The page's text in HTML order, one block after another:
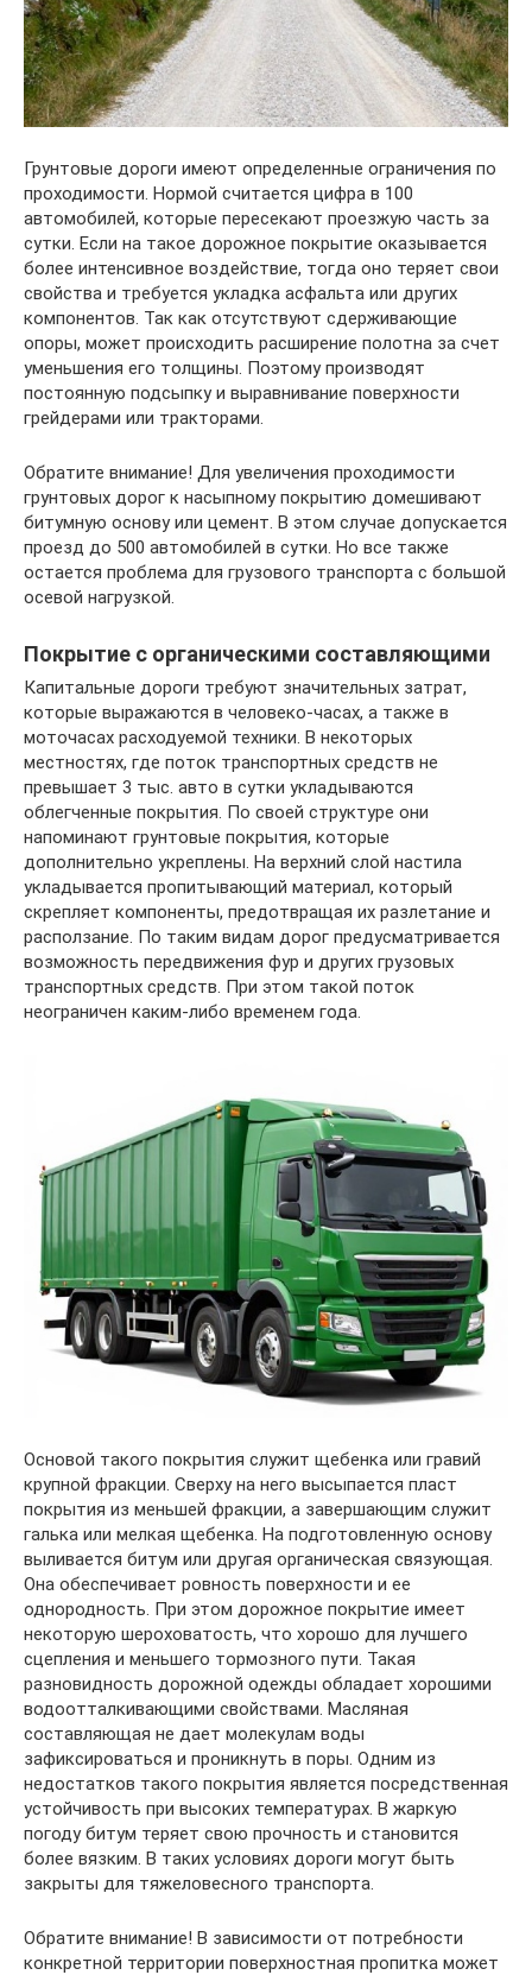
Грунтовые дороги имеют определенные ограничения по
проходимости. Нормой считается цифра в 100
автомобилей, которые пересекают проезжую часть за
сутки. Если на такое дорожное покрытие оказывается
более интенсивное воздействие, тогда оно теряет свои
свойства и требуется укладка асфальта или других
компонентов. Так как отсутствуют сдерживающие
опоры, может происходить расширение полотна за счет
уменьшения его толщины. Поэтому производят
постоянную подсыпку и выравнивание поверхности
грейдерами или тракторами.
Обратите внимание! Для увеличения проходимости
грунтовых дорог к насыпному покрытию домешивают
битумную основу или цемент. В этом случае допускается
проезд до 500 автомобилей в сутки. Но все также
остается проблема для грузового транспорта с большой
осевой нагрузкой.
Покрытие с органическими составляющими
Капитальные дороги требуют значительных затрат,
которые выражаются в человеко-часах, а также в
моточасах расходуемой техники. В некоторых
местностях, где поток транспортных средств не
превышает 3 тыс. авто в сутки укладываются
облегченные покрытия. По своей структуре они
напоминают грунтовые покрытия, которые
дополнительно укреплены. На верхний слой настила
укладывается пропитывающий материал, который
скрепляет компоненты, предотвращая их разлетание и
расползание. По таким видам дорог предусматривается
возможность передвижения фур и других грузовых
транспортных средств. При этом такой поток
неограничен каким-либо временем года.
Основой такого покрытия служит щебенка или гравий
крупной фракции. Сверху на него высыпается пласт
покрытия из меньшей фракции, а завершающим служит
галька или мелкая щебенка. На подготовленную основу
выливается битум или другая органическая связующая.
Она обеспечивает ровность поверхности и ее
однородность. При этом дорожное покрытие имеет
некоторую шероховатость, что хорошо для лучшего
сцепления и меньшего тормозного пути. Такая
разновидность дорожной одежды обладает хорошими
водоотталкивающими свойствами. Масляная
составляющая не дает молекулам воды
зафиксироваться и проникнуть в поры. Одним из
недостатков такого покрытия является посредственная
устойчивость при высоких температурах. В жаркую
погоду битум теряет свою прочность и становится
более вязким. В таких условиях дороги могут быть
закрыты для тяжеловесного транспорта.
Обратите внимание! В зависимости от потребности
конкретной территории поверхностная пропитка может